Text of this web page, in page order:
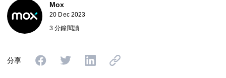
Mox
20 Dec 2023
3 分鐘閱讀
分享